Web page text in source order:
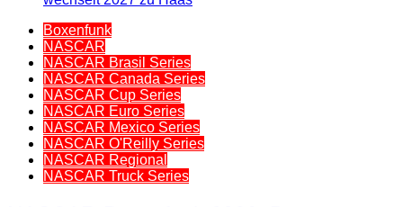
Boxenfunk
NASCAR
NASCAR Brasil Series
NASCAR Canada Series
NASCAR Cup Series
NASCAR Euro Series
NASCAR Mexico Series
NASCAR O'Reilly Series
NASCAR Regional
NASCAR Truck Series